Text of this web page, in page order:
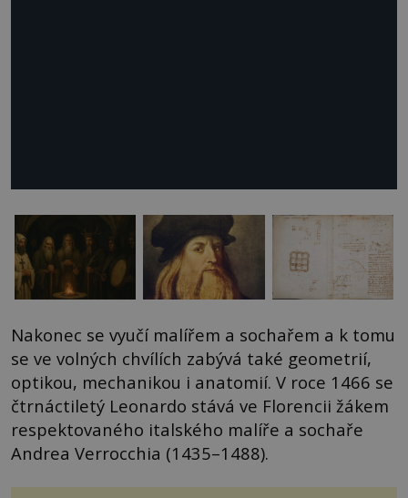
Nakonec se vyučí malířem a sochařem a k tomu
se ve volných chvílích zabývá také geometrií,
optikou, mechanikou i anatomií. V roce 1466 se
čtrnáctiletý Leonardo stává ve Florencii žákem
respektovaného italského malíře a sochaře
Andrea Verrocchia (1435–1488).